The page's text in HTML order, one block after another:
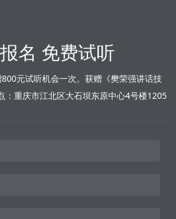
名 免费试听
元试听机会一次。获赠《樊荣强讲话技
：重庆市江北区大石坝东原中心4号楼1205